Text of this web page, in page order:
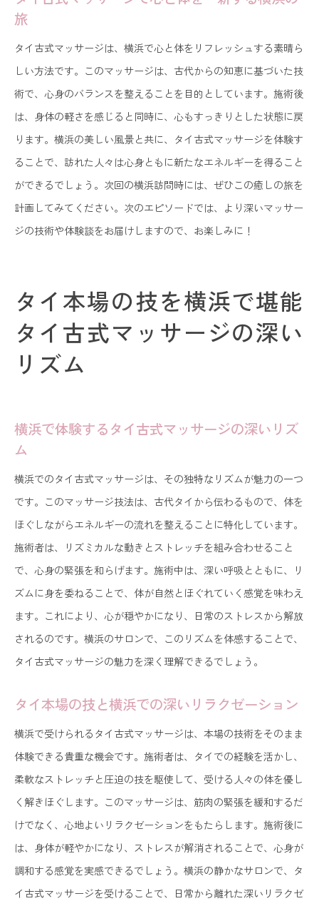
旅
タイ古式マッサージは、横浜で心と体をリフレッシュする素晴ら
しい方法です。このマッサージは、古代からの知恵に基づいた技
術で、心身のバランスを整えることを目的としています。施術後
は、身体の軽さを感じると同時に、心もすっきりとした状態に戻
ります。横浜の美しい風景と共に、タイ古式マッサージを体験す
ることで、訪れた人々は心身ともに新たなエネルギーを得ること
ができるでしょう。次回の横浜訪問時には、ぜひこの癒しの旅を
計画してみてください。次のエピソードでは、より深いマッサー
ジの技術や体験談をお届けしますので、お楽しみに！
タイ本場の技を横浜で堪能
タイ古式マッサージの深い
リズム
横浜で体験するタイ古式マッサージの深いリズ
ム
横浜でのタイ古式マッサージは、その独特なリズムが魅力の一つ
です。このマッサージ技法は、古代タイから伝わるもので、体を
ほぐしながらエネルギーの流れを整えることに特化しています。
施術者は、リズミカルな動きとストレッチを組み合わせること
で、心身の緊張を和らげます。施術中は、深い呼吸とともに、リ
ズムに身を委ねることで、体が自然とほぐれていく感覚を味わえ
ます。これにより、心が穏やかになり、日常のストレスから解放
されるのです。横浜のサロンで、このリズムを体感することで、
タイ古式マッサージの魅力を深く理解できるでしょう。
タイ本場の技と横浜での深いリラクゼーション
横浜で受けられるタイ古式マッサージは、本場の技術をそのまま
体験できる貴重な機会です。施術者は、タイでの経験を活かし、
柔軟なストレッチと圧迫の技を駆使して、受ける人々の体を優し
く解きほぐします。このマッサージは、筋肉の緊張を緩和するだ
けでなく、心地よいリラクゼーションをもたらします。施術後に
は、身体が軽やかになり、ストレスが解消されることで、心身が
調和する感覚を実感できるでしょう。横浜の静かなサロンで、タ
イ古式マッサージを受けることで、日常から離れた深いリラクゼ